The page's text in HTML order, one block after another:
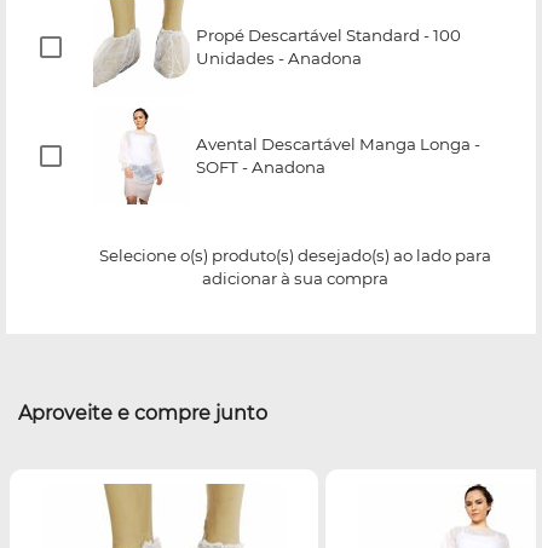
Propé Descartável Standard - 100
Unidades - Anadona
Avental Descartável Manga Longa -
SOFT - Anadona
Selecione o(s) produto(s) desejado(s) ao lado para
adicionar à sua compra
Aproveite e compre junto